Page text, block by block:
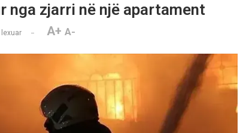
nga zjarri në një apartament
lexuar A+ A-